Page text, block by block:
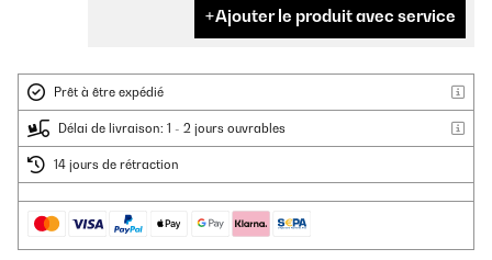
Ajouter le produit avec service
Prêt à être expédié
Délai de livraison: 1 - 2 jours ouvrables
14 jours de rétraction